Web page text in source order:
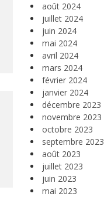
août 2024
juillet 2024
juin 2024
mai 2024
avril 2024
mars 2024
février 2024
janvier 2024
décembre 2023
novembre 2023
octobre 2023
septembre 2023
août 2023
juillet 2023
juin 2023
mai 2023